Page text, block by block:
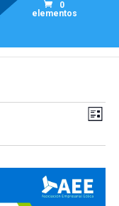
0
elementos
de
Lista